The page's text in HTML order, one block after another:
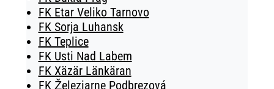
FK Etar Veliko Tarnovo
FK Sorja Luhansk
FK Teplice
FK Usti Nad Labem
FK Xäzär Länkäran
FK Železiarne Podbrezová